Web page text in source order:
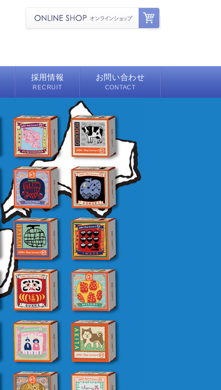
ルジュ
採用情報
RECRUIT
募集要項
よくある質問
お問い合わせ
CONTACT